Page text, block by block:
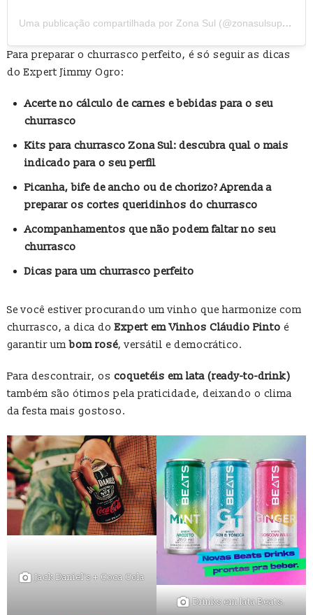
Uma publicação compartilhada por Zona Sul (@zonasulsupermercado)
Para preparar o churrasco perfeito, é só seguir as dicas
do Expert Jimmy Ogro:
Acerte no cálculo de carnes e bebidas para o seu
churrasco
Kits para churrasco Zona Sul: descubra qual o mais
indicado para o seu perfil
Picanha, bife de ancho ou de chorizo? Aprenda a
preparar os cortes queridinhos do churrasco
Acompanhamentos que não podem faltar no seu
churrasco
Dicas para um churrasco perfeito
Se você estiver procurando um vinho que harmonize com
churrasco, a dica doExpert em Vinhos Cláudio Pinto é
garantir umbom rosé, versátil e democrático.
Para descontrair, os coquetéis em lata (ready-to-drink)
também são ótimos pela praticidade, deixando o clima
da festa mais gostoso.
Jack Daniel’s + Coca Cola
Drinks em lata Beats.